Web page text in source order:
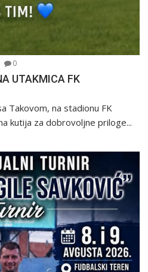
0
UTAKMICA FK
Takovom, na stadionu FK
kutija za dobrovoljne priloge...